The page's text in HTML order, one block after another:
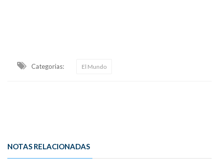
Categorias: El Mundo
NOTAS RELACIONADAS